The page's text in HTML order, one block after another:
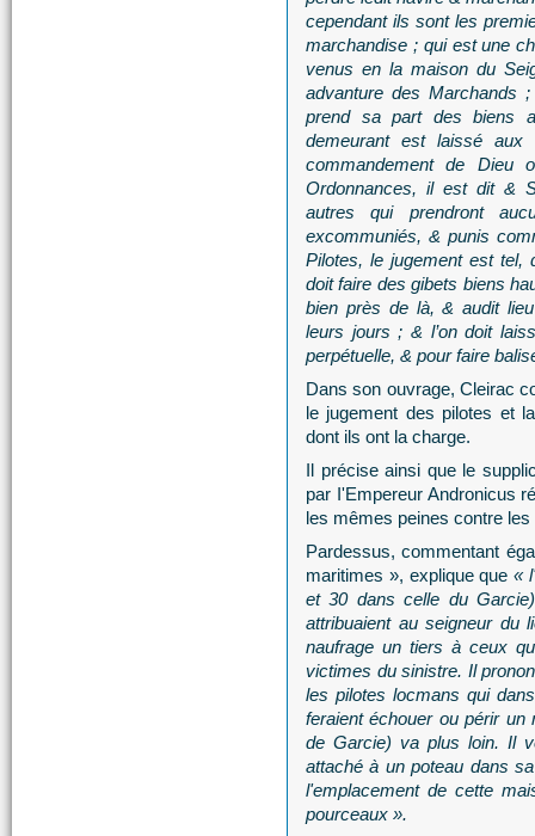
cependant ils sont les
marchandise ; qui est une
venus en la maison du
advanture des Marchands
prend sa part des biens
demeurant est laissé
commandement de Dieu
Ordonnances, il est dit &
autres qui prendront
excommuniés, & punis
Pilotes, le jugement est tel,
doit faire des gibets biens
bien près de là, & audit
leurs jours ; & l’on doit
perpétuelle, & pour faire
Dans son ouvrage, Cleirac
le jugement des pilotes et
dont ils ont la charge.
Il précise ainsi que le
par I'Empereur Andronicus
les mêmes peines contre
Pardessus, commentant
maritimes », explique que «
et 30 dans celle du
attribuaient au seigneur du
naufrage un tiers à ceux
victimes du sinistre. Il
les pilotes locmans qui
feraient échouer ou périr un
de Garcie) va plus loin. Il
attaché à un poteau dans
l'emplacement de cette
pourceaux ».